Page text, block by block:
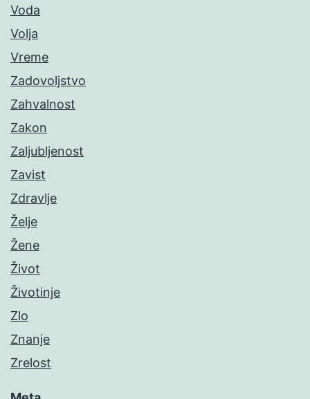
Voda
Volja
Vreme
Zadovoljstvo
Zahvalnost
Zakon
Zaljubljenost
Zavist
Zdravlje
Želje
Žene
Život
Životinje
Zlo
Znanje
Zrelost